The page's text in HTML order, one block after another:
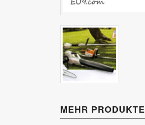
MEHR PRODUKTE